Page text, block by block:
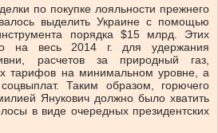
по покупке лояльности прежнего
выделить Украине с помощью
порядка $15 млрд. Этих
на весь 2014 г. для удержания
расчетов за природный газ,
тарифов на минимальном уровне, а
Таким образом, горючего
Янукович должно было хватить
в виде очередных президентских